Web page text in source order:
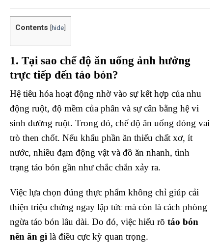
Contents [hide]
1. Tại sao chế độ ăn uống ảnh hưởng
trực tiếp đến táo bón?
Hệ tiêu hóa hoạt động nhờ vào sự kết hợp của nhu
động ruột, độ mềm của phân và sự cân bằng hệ vi
sinh đường ruột. Trong đó, chế độ ăn uống đóng vai
trò then chốt. Nếu khẩu phần ăn thiếu chất xơ, ít
nước, nhiều đạm động vật và đồ ăn nhanh, tình
trạng táo bón gần như chắc chắn xảy ra.
Việc lựa chọn đúng thực phẩm không chỉ giúp cải
thiện triệu chứng ngay lập tức mà còn là cách phòng
ngừa táo bón lâu dài. Do đó, việc hiểu rõ táo bón
nên ăn gì là điều cực kỳ quan trọng.